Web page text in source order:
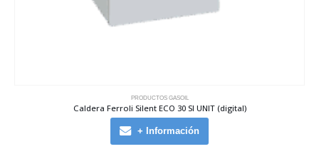
PRODUCTOS GASOIL
Caldera Ferroli Silent ECO 30 SI UNIT (digital)
+ Información